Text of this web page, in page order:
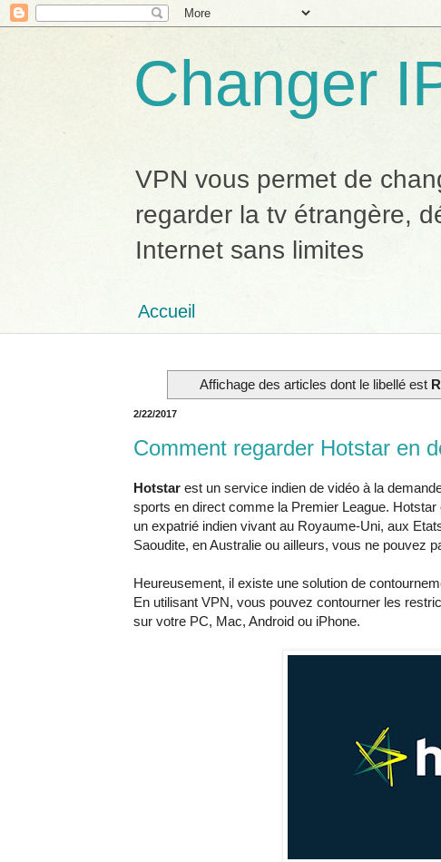
Changer
VPN vous permet de
regarder la tv étrangère,
Internet sans limites
Accueil
Affichage des articles dont le libellé est
2/22/2017
Comment regarder Hotstar en
Hotstar est un service indien de vidéo à la
sports en direct comme la Premier League.
un expatrié indien vivant au Royaume-Uni, aux
Saoudite, en Australie ou ailleurs, vous ne pouvez
Heureusement, il existe une solution de
En utilisant VPN, vous pouvez contourner les
sur votre PC, Mac, Android ou iPhone.